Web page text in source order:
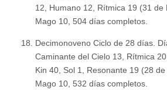
12, Humano 12, Rítmica 19 (31 de
Mago 10, 504 días completos.
Decimonoveno Ciclo de 28 días.
Caminante del Cielo 13, Rítmica
Kin 40, Sol 1, Resonante 19 (28
Mago 10, 532 días completos.